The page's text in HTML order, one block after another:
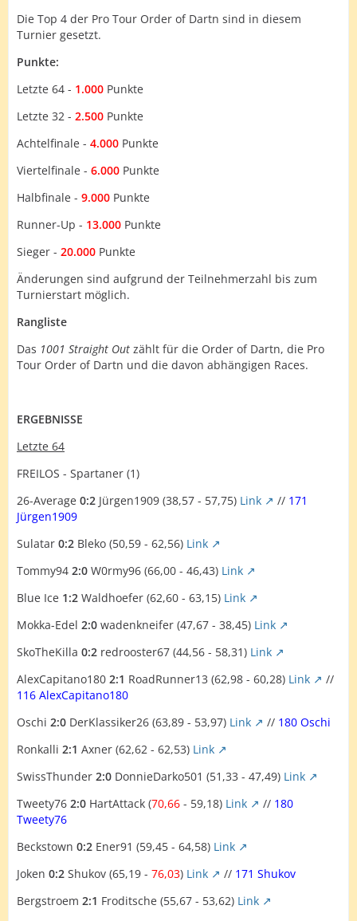
Die Top 4 der Pro Tour Order of Dartn sind in diesem
Turnier gesetzt.
Punkte:
Letzte 64 - 1.000 Punkte
Letzte 32 - 2.500 Punkte
Achtelfinale - 4.000 Punkte
Viertelfinale - 6.000 Punkte
Halbfinale - 9.000 Punkte
Runner-Up - 13.000 Punkte
Sieger - 20.000 Punkte
Änderungen sind aufgrund der Teilnehmerzahl bis zum
Turnierstart möglich.
Rangliste
Das 1001 Straight Out zählt für die Order of Dartn, die Pro
Tour Order of Dartn und die davon abhängigen Races.
ERGEBNISSE
Letzte 64
FREILOS - Spartaner (1)
26-Average 0:2 Jürgen1909 (38,57 - 57,75) Link // 171
Jürgen1909
Sulatar 0:2 Bleko (50,59 - 62,56) Link
Tommy94 2:0 W0rmy96 (66,00 - 46,43) Link
Blue Ice 1:2 Waldhoefer (62,60 - 63,15) Link
Mokka-Edel 2:0 wadenkneifer (47,67 - 38,45) Link
SkoTheKilla 0:2 redrooster67 (44,56 - 58,31) Link
AlexCapitano180 2:1 RoadRunner13 (62,98 - 60,28) Link
//
116 AlexCapitano180
Oschi 2:0 DerKlassiker26 (63,89 - 53,97) Link // 180 Oschi
Ronkalli 2:1 Axner (62,62 - 62,53) Link
SwissThunder 2:0 DonnieDarko501 (51,33 - 47,49) Link
Tweety76 2:0 HartAttack (70,66 - 59,18) Link // 180
Tweety76
Beckstown 0:2 Ener91 (59,45 - 64,58) Link
Joken 0:2 Shukov (65,19 - 76,03) Link // 171 Shukov
Bergstroem 2:1 Froditsche (55,67 - 53,62) Link